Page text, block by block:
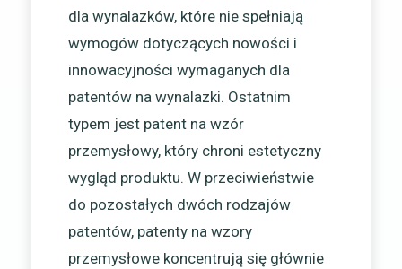
dla wynalazków, które nie spełniają
wymogów dotyczących nowości i
innowacyjności wymaganych dla
patentów na wynalazki. Ostatnim
typem jest patent na wzór
przemysłowy, który chroni estetyczny
wygląd produktu. W przeciwieństwie
do pozostałych dwóch rodzajów
patentów, patenty na wzory
przemysłowe koncentrują się głównie